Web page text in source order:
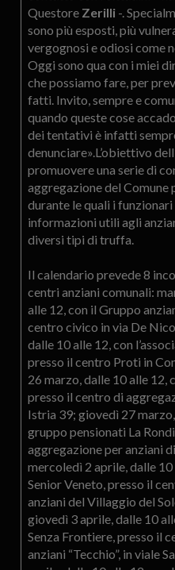
Questore Zerilli-.
sono più esposti, più
vergognosi e odiosi come
Oggi sono qua con i miei
che possiamo fare, per
fatti. Invito, sempre e
quando queste cose
dei tentativi è infatti
denunciare».L’obiettivo
promuovere una serie di
aggregazione del
durante le quali i
informazioni utili agli
diversi tipi di truffa.
Il calendario prevede 8
centri anziani comunali:
alle 12, con il Gruppo
centro civico in via De
dalle 10 alle 12, con
presso il centro Proti in
26 marzo, dalle 10 alle 12,
presso il centro di
Istria 39; giovedì 27
gruppo pensionati La
aggregazione per anziani
mercoledì 2 aprile, dalle 10
Senior Veneto, presso il
anziani del Villaggio del
giovedì 3 aprile, dalle 10
Senza Frontiere, presso il
anziani “Tecchio”, in viale